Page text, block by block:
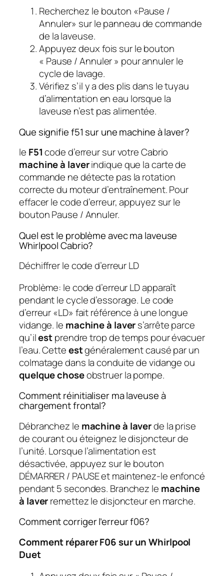
Recherchez le bouton «Pause /
Annuler» sur le panneau de commande
de la laveuse.
Appuyez deux fois sur le bouton
« Pause / Annuler » pour annuler le
cycle de lavage.
Vérifiez s’il y a des plis dans le tuyau
d’alimentation en eau lorsque la
laveuse n’est pas alimentée.
Que signifie f51 sur une machine à laver?
le F51code d’erreur sur votre Cabrio
machine à laverindique que la carte de
commande ne détecte pas la rotation
correcte du moteur d’entraînement. Pour
effacer le code d’erreur, appuyez sur le
bouton Pause / Annuler.
Quel est le problème avec ma laveuse
Whirlpool Cabrio?
Déchiffrer le code d’erreur LD
Problème: le code d’erreur LD apparaît
pendant le cycle d’essorage. Le code
d’erreur «LD» fait référence à une longue
vidange. le machine à lavers’arrête parce
qu’ilestprendre trop de temps pour évacuer
l’eau. Cetteestgénéralement causé par un
colmatage dans la conduite de vidange ou
quelque choseobstruer la pompe.
Comment réinitialiser ma laveuse à
chargement frontal?
Débranchez le machine à laverde la prise
de courant ou éteignez le disjoncteur de
l’unité. Lorsque l’alimentation est
désactivée, appuyez sur le bouton
DÉMARRER / PAUSE et maintenez-le enfoncé
pendant 5 secondes. Branchez le machine
à laverremettez le disjoncteur en marche.
Comment corriger l’erreur f06?
Comment réparer F06 sur un Whirlpool
Duet